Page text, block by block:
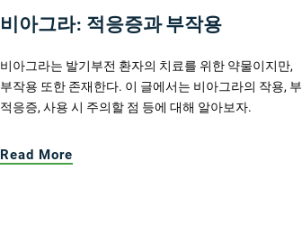
비아그라: 적응증과 부작용
비아그라는 발기부전 환자의 치료를 위한 약물이지만,
부작용 또한 존재한다. 이 글에서는 비아그라의 작용, 부
적응증, 사용 시 주의할 점 등에 대해 알아보자.
Read More